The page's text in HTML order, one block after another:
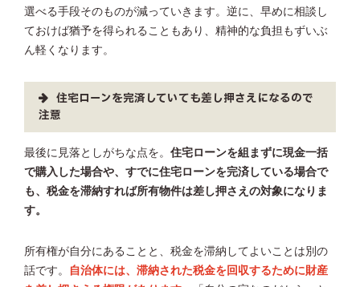
選べる手段そのものが減っていきます。逆に、早めに相談し
ておけば猶予を得られることもあり、精神的な負担もずいぶ
ん軽くなります。
住宅ローンを完済していても差し押さえになるので
注意
最後に見落としがちな点を。 住宅ローンを組まずに現金一括
で購入した場合や、すでに住宅ローンを完済している場合で
も、税金を滞納すれば所有物件は差し押さえの対象になりま
す。
所有権が自分にあることと、税金を滞納してよいことは別の
話です。
自治体には、滞納された税金を回収するために財産